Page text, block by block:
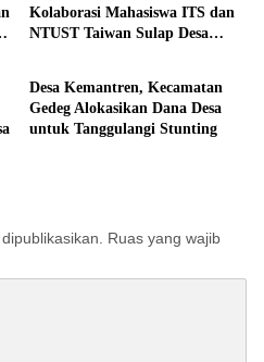
Kolaborasi Mahasiswa ITS dan
NTUST Taiwan Sulap Desa
Lifestyle
Desa Kemantren, Kecamatan
Gedeg Alokasikan Dana Desa
untuk Tanggulangi Stunting
Ruas yang wajib